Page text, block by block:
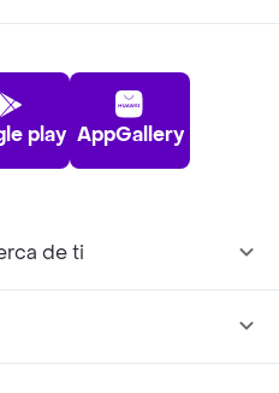
play AppGallery
de ti